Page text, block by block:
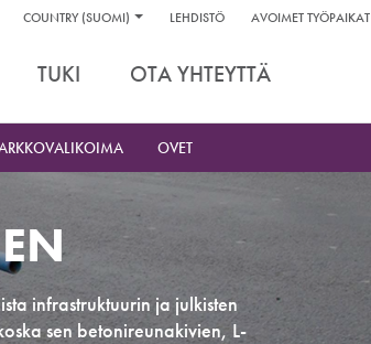
Apulinkit:
COUNTRY (SUOMI) LEHDISTÖ AVOIMET TYÖPAIKAT
Työkaluja
TUKI OTA YHTEYTTÄ
OVET
infrastruktuurin ja julkisten
sen betonireunakivien, L-